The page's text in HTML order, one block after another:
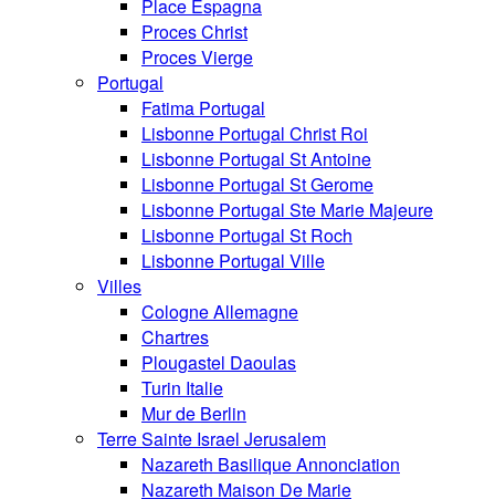
Place Espagna
Proces Christ
Proces Vierge
Portugal
Fatima Portugal
Lisbonne Portugal Christ Roi
Lisbonne Portugal St Antoine
Lisbonne Portugal St Gerome
Lisbonne Portugal Ste Marie Majeure
Lisbonne Portugal St Roch
Lisbonne Portugal Ville
Villes
Cologne Allemagne
Chartres
Plougastel Daoulas
Turin Italie
Mur de Berlin
Terre Sainte Israel Jerusalem
Nazareth Basilique Annonciation
Nazareth Maison De Marie